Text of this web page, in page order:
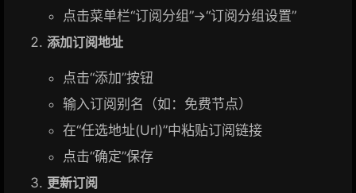
点击菜单栏“订阅分组”→“订阅分组设置”
添加订阅地址
点击“添加”按钮
输入订阅别名（如：免费节点）
在“任选地址(Url)”中粘贴订阅链接
点击“确定”保存
更新订阅